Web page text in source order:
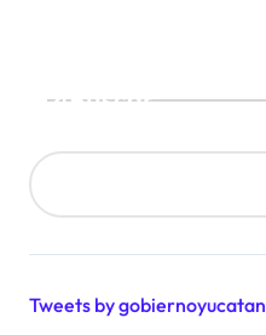
Buscar
Tweets by gobiernoyucatan